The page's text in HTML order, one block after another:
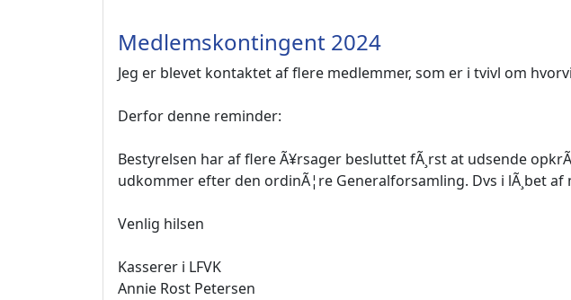
Medlemskontingent 2024
Jeg er blevet kontaktet af flere medlemmer, som er i tvivl om
Derfor denne reminder:
Bestyrelsen har af flere Ã¥rsager besluttet fÃ¸rst at udsende
udkommer efter den ordinÃ¦re Generalforsamling. Dvs i lÃ¸bet af
Venlig hilsen
Kasserer i LFVK
Annie Rost Petersen